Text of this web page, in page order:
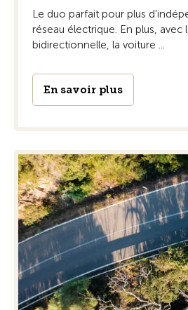
Le duo parfait pour plus
réseau électrique. En plus, avec
bidirectionnelle, la voiture ...
En savoir plus